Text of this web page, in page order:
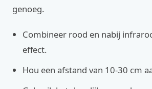
genoeg.
Combineer rood en nabij
effect.
Hou een afstand van 10-30 cm